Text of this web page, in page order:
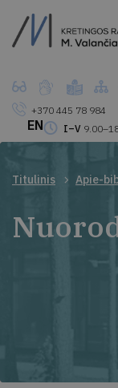
+370 445 78 984
I–V
EN
Titulinis Apie-